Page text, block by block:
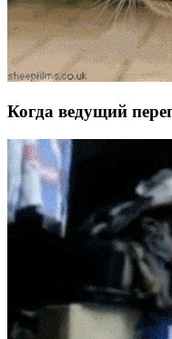
Когда ведущий